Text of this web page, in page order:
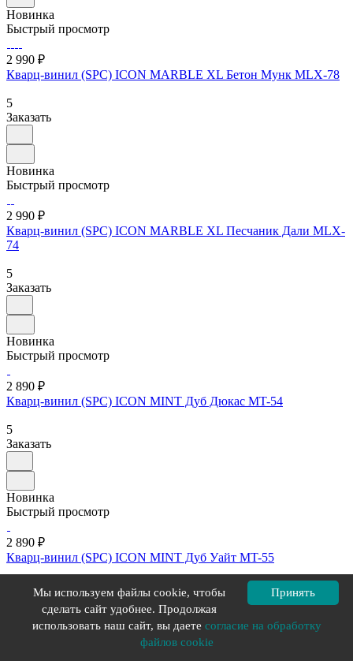
Новинка
Быстрый просмотр
2 990 ₽
Кварц-винил (SPC) ICON MARBLE XL Бетон Мунк MLX-78
5
Заказать
Новинка
Быстрый просмотр
2 990 ₽
Кварц-винил (SPC) ICON MARBLE XL Песчаник Дали MLX-
74
5
Заказать
Новинка
Быстрый просмотр
2 890 ₽
Кварц-винил (SPC) ICON MINT Дуб Дюкас MT-54
5
Заказать
Новинка
Быстрый просмотр
2 890 ₽
Кварц-винил (SPC) ICON MINT Дуб Уайт MT-55
Заказать
Принять
Мы используем файлы cookie, чтобы
сделать сайт удобнее. Продолжая
использовать наш сайт, вы даете согласие на обработку
файлов cookie